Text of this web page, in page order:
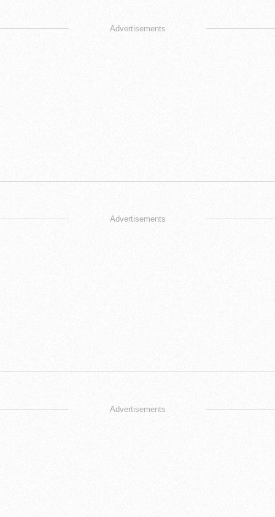
Advertisements
Advertisements
Advertisements